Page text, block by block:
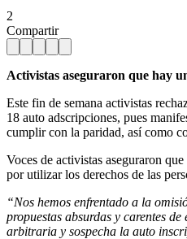
2
Compartir
Activistas aseguraron que hay
Este fin de semana activistas
18 auto adscripciones, pues
cumplir con la paridad, así como
Voces de activistas aseguraron
por utilizar los derechos de las
“Nos hemos enfrentado a la
propuestas absurdas y carentes
arbitraria y sospecha la auto